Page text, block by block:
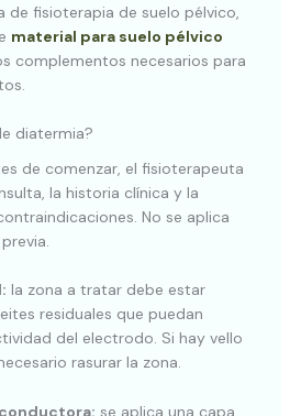
de fisioterapia de suelo pélvico,
material para suelo pélvico
complementos necesarios para
diatermia?
de comenzar, el fisioterapeuta
la historia clínica y la
No se aplica
la zona a tratar debe estar
residuales que puedan
del electrodo. Si hay vello
rasurar la zona.
se aplica una capa